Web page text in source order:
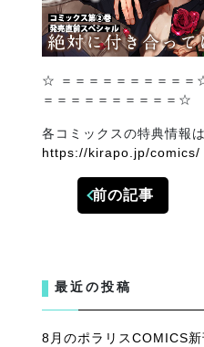
☆ ＝＝＝＝＝＝＝＝＝
＝＝＝＝＝＝＝＝＝＝☆
各コミックスの特典情報
https://kirapo.jp/comics/
前の記事
最近の投稿
8月のポラリスCOMICS